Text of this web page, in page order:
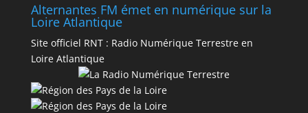
Alternantes FM émet en numérique sur la
Loire Atlantique
Site officiel RNT : Radio Numérique Terrestre en
Loire Atlantique